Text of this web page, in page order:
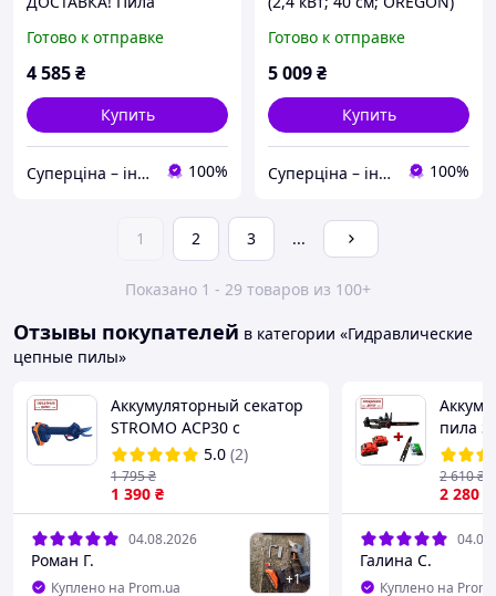
Master 183335
Готово к отправке
4 585₴
Купить
Суперціна – інтернет-магазин: supertsena.com.ua 100%
(VITALS Master, Латвия)
16596
Готово к отправке
5 009₴
Купить
Суперціна – інтернет-магазин: supertsena.com.ua 100%
1 2 3 ...
Показано 1 - 29 товаров из 100+
Отзывы покупателей в категории «Гидравлические
цепные пилы»
Аккумуляторный секатор
STROMO ACP30 с
бесщеточным двигателем
5.0 (2)
1 390 ₴
1 795₴
04.08.2026
Роман Г.
Куплено на Prom.ua +1
пила
АКБ, 2
2 280
2 610₴
Галина С.
Куплено на